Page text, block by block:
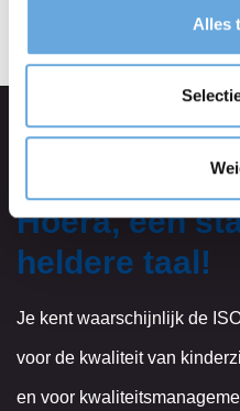
Alles
Ook
Hoera, een
heldere taal!
Je kent waarschijnlijk de
voor de kwaliteit van
en voor